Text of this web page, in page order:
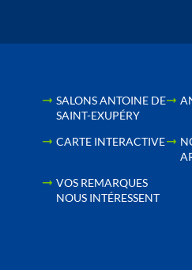
SALONS ANTOINE DE
SAINT-EXUPÉRY
CARTE INTERACTIVE
VOS REMARQUES
NOUS INTÉRESSENT